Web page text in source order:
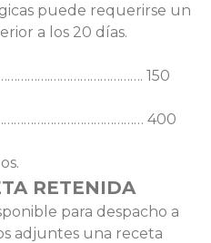
puede requerirse un
a los 20 días.
150
400
RETENIDA
para despacho a
adjuntes una receta